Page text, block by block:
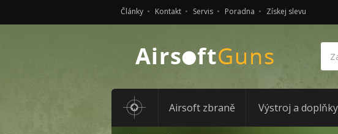
Články Kontakt Servis Poradna Získej slevu
Airsoft zbraně Výstroj a doplňky